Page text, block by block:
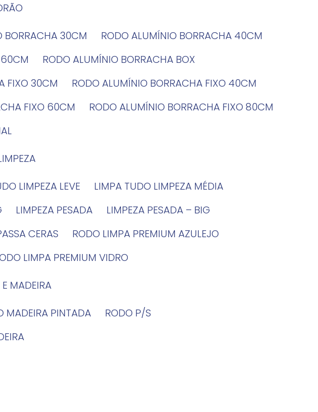
BORRACHA 30CM
RODO ALUMÍNIO BORRACHA 40CM
60CM
RODO ALUMÍNIO BORRACHA BOX
FIXO 30CM
RODO ALUMÍNIO BORRACHA FIXO 40CM
FIXO 60CM
RODO ALUMÍNIO BORRACHA FIXO 80CM
LIMPEZA LEVE
LIMPA TUDO LIMPEZA MÉDIA
LIMPEZA PESADA
LIMPEZA PESADA – BIG
PASSA CERAS
RODO LIMPA PREMIUM AZULEJO
LIMPA PREMIUM VIDRO
E MADEIRA
MADEIRA PINTADA
RODO P/S